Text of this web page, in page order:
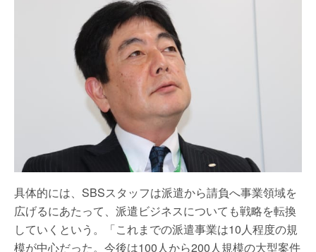
具体的には、SBSスタッフは派遣から請負へ事業領域を
広げるにあたって、派遣ビジネスについても戦略を転換
していくという。「これまでの派遣事業は10人程度の規
模が中心だった。今後は100人から200人規模の大型案件